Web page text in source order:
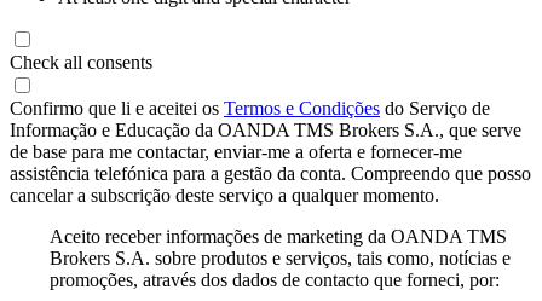
Check all consents
Confirmo que li e aceitei os Termos e Condições do Serviço de
Informação e Educação da OANDA TMS Brokers S.A., que serve
de base para me contactar, enviar-me a oferta e fornecer-me
assistência telefónica para a gestão da conta. Compreendo que posso
cancelar a subscrição deste serviço a qualquer momento.
Aceito receber informações de marketing da OANDA TMS
Brokers S.A. sobre produtos e serviços, tais como, notícias e
promoções, através dos dados de contacto que forneci, por: